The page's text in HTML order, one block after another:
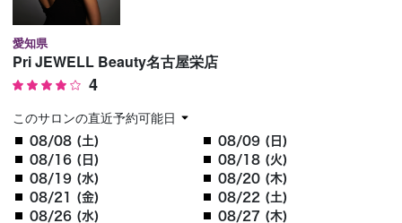
愛知県
Pri JEWELL Beauty名古屋栄店
4
このサロンの直近予約可能日
08/08 (土)
08/09 (日)
08/16 (日)
08/18 (火)
08/19 (水)
08/20 (木)
08/21 (金)
08/22 (土)
08/26 (水)
08/27 (木)